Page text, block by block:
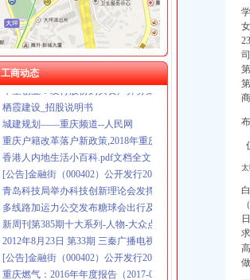
工商动态
合伙制企业办理税务登记证是否缴纳印花税？-高顿网校
办税务登记证需要哪些手续【阿拉善吧】_百度贴吧
栖霞建设_招股说明书
：重庆燃气2016年半年度报告_重庆燃气（）_公告正文
华星创业：发行股份购买资产并募集配套资金暨关联交易报
城建规划——重庆频道--人民网
重庆户籍改革落户新政策,2018年重庆户口户籍改革方案政
香港人内地生活小百科.pdf文档全文免费阅读、在线看
[公告]金融街（000402）公开发行2009年第一期公司券募集
青岛科技局举办科技创新理论会发挥科技创新引领作用
多线路加运力公交发布糖球会出行及换乘攻略
新周刊第385期十大系列-人物-大众点评社区
2012年8月23日 第33期 三秦广播电视报·商洛版_三秦广播
[公告]金融街（000402）公开发行2009年第一期公司券募集
重庆燃气：2016年年度报告（2017-03-31）_重庆燃气（）
新消息！济南26家企业被取消生猪定点屠宰资格
太